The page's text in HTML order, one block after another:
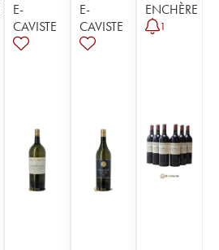
E-
CAVISTE
E-
CAVISTE
ENCHÈRE
1